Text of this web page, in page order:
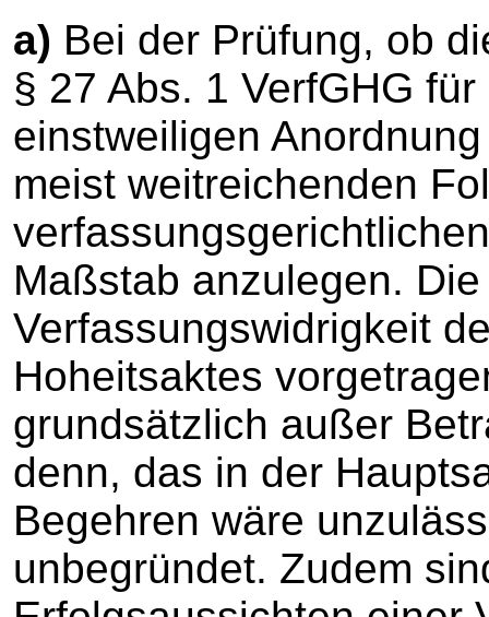
a) Bei der Prüfung, ob
§ 27 Abs. 1 VerfGHG
einstweiligen
meist weitreichenden
Maßstab anzulegen.
Verfassungswidrigkeit
Hoheitsaktes
grundsätzlich außer
denn, das in der
Begehren wäre
unbegründet. Zudem